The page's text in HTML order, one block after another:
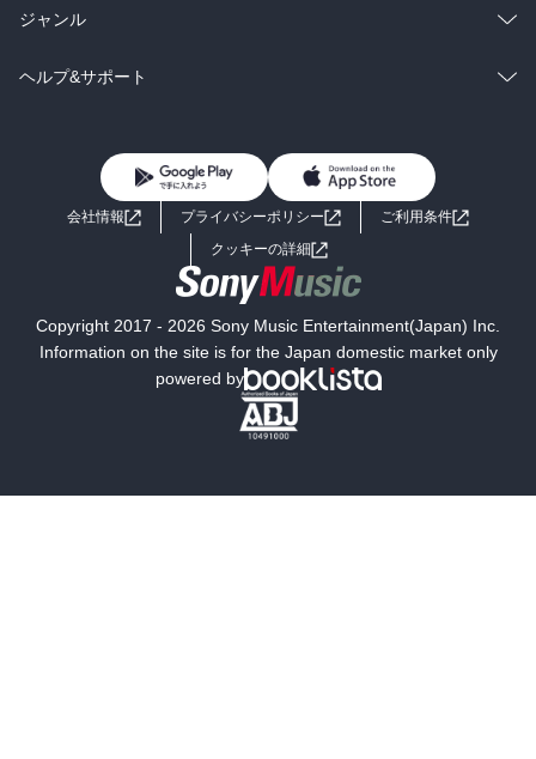
BL・TL
雑誌・グラビア
BL・TL
ラノベ
雑誌・グラビア
総合
ラノベ
ジャンル
コミック
ライトノベル 男子向けラノベ
小説
海外小説
ミステリー SF
文学
ヘルプ&サポート
よくあるご質問 お問い合わせ
会社情報 プライバシーポリシー
ご利用条件
クッキーの詳細
Copyright 2017 - 2026 Sony Music Entertainment(Japan) Inc.
Information on the site is for the Japan domestic market only
powered by